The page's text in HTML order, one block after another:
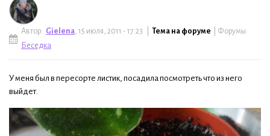
Автор: Gielena, 15 июля, 2011 - 17:23 | Тема на форуме | Форумы:
Беседка
У меня был в пересорте листик, посадила посмотреть что из него
выйдет.